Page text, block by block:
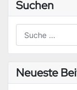
Suchen
Type 2 or more
Neueste